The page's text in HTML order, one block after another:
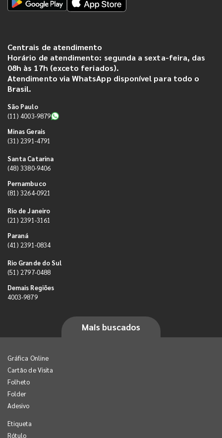
Centrais de atendimento
Horário de atendimento: segunda a sexta-feira, das
08h às 17h (exceto feriados).
Atendimento via WhatsApp disponível para todo o
Brasil.
São Paulo
(11) 4003-9879
Minas Gerais
(31) 2391-4791
Santa Catarina
(48) 3380-9406
Pernambuco
(81) 3264-0921
Rio de Janeiro
(21) 2391-3161
Paraná
(41) 2391-0834
Rio Grande do Sul
(51) 2797-0488
Demais Regiões
4003-9879
Mais buscados
Gráfica Online
Cartão de Visita
Folheto
Folder
Adesivo
Etiqueta
Rótulo